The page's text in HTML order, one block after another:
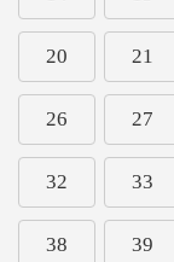
20 21
26 27
32 33
38 39